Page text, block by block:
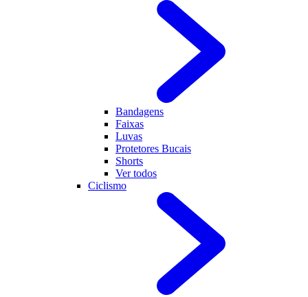
Bandagens
Faixas
Luvas
Protetores Bucais
Shorts
Ver todos
Ciclismo